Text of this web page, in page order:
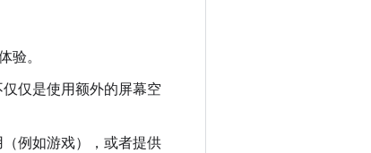
验。
仅是使用额外的屏幕空
例如游戏），或者提供